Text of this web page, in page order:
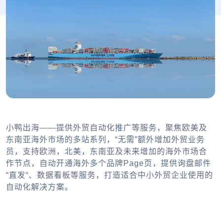
小鸭出海——提供外贸自动化推广等服务，聚焦欧美及
东南亚海外市场的多站系列，“无需”额外增加外贸业务
员，支持欧洲，北美，东南亚及未来增加的海外市场合
作节点，自动开通海外多个品牌Page页，提供询盘邮件
“直发“、数据看板等服务，打造适合中小外贸企业使用的
自动化解决方案。